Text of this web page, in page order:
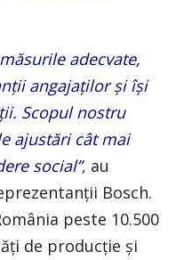
adecvate,
angajaților și își
Scopul nostru
ajustări cât mai
social”, au
Bosch.
peste 10.500
de producție și